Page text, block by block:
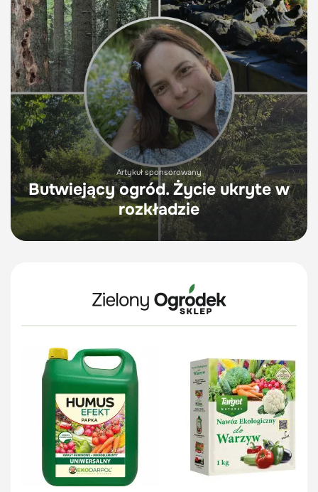
Artykuł sponsorowany
Butwiejący ogród. Życie ukryte w
rozkładzie